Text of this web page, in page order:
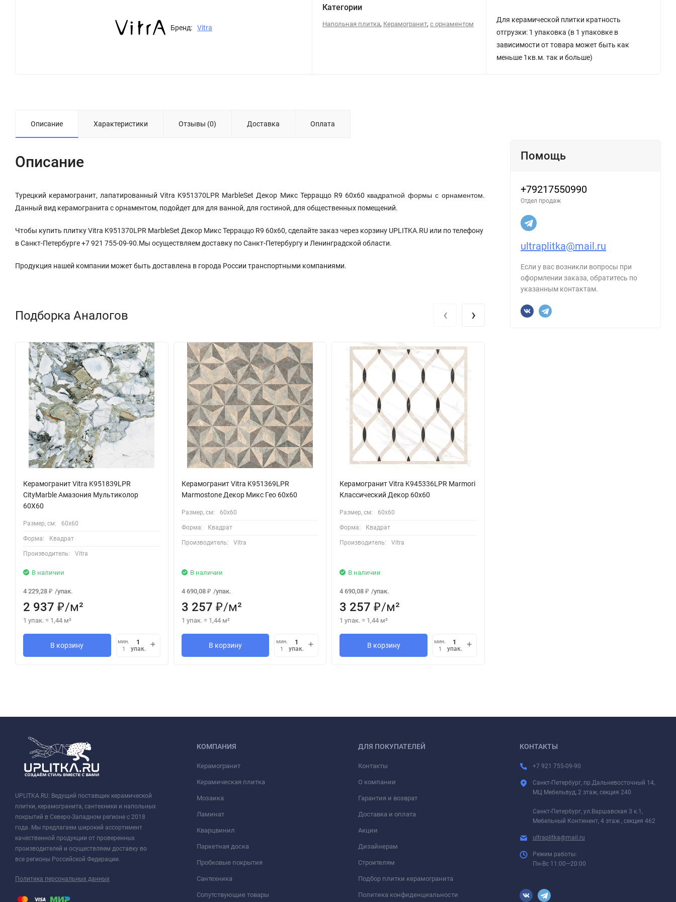
Бренд: Vitra
Категории
Напольная плитка, Керамогранит, с орнаментом
Для керамической плитки кратность
отгрузки: 1 упаковка (в 1 упаковке в
зависимости от товара может быть как
меньше 1кв.м. так и больше)
Описание Характеристики Отзывы (0) Доставка Оплата
Описание
Турецкий керамогранит, лапатированный Vitra K951370LPR MarbleSet Декор Микс Терраццо R9 60x60 квадратной формы с орнаментом.
Данный вид керамогранита с орнаментом, подойдет для для ванной, для гостиной, для общественных помещений.
Чтобы купить плитку Vitra K951370LPR MarbleSet Декор Микс Терраццо R9 60x60, сделайте заказ через корзину UPLITKA.RU или по телефону
в Санкт-Петербурге +7 921 755-09-90.Мы осуществляем доставку по Санкт-Петербургу и Ленинградской области.
Продукция нашей компании может быть доставлена в города России транспортными компаниями.
Подборка Аналогов
Керамогранит Vitra K951839LPR
CityMarble Амазония Мультиколор
60X60
Размер, см: 60х60
Форма: Квадрат
Производитель: Vitra
В наличии
4 229,28 ₽ /упак.
2 937 ₽/м²
1 упак. = 1,44 м²
В корзину
мин.
1
упак.
Керамогранит Vitra K951369LPR
Marmostone Декор Микс Гео 60x60
Размер, см: 60х60
Форма: Квадрат
Производитель: Vitra
В наличии
4 690,08 ₽ /упак.
3 257 ₽/м²
1 упак. = 1,44 м²
В корзину
мин.
1
упак.
Керамогранит Vitra K945336LPR Marmori
Классический Декор 60x60
Размер, см: 60х60
Форма: Квадрат
Производитель: Vitra
В наличии
4 690,08 ₽ /упак.
3 257 ₽/м²
1 упак. = 1,44 м²
В корзину
мин.
1
упак.
‹ ›
Помощь
+79217550990
Отдел продаж
ultraplitka@mail.ru
Если у вас возникли вопросы при
оформлении заказа, обратитесь по
указанным контактам.
UPLITKA.RU: Ведущий поставщик керамической
плитки, керамогранита, сантехники и напольных
покрытий в Северо-Западном регионе с 2018
года. Мы предлагаем широкий ассортимент
качественной продукции от проверенных
производителей и осуществляем доставку во
все регионы Российской Федерации.
Политика персональных данных
КОМПАНИЯ
Керамогранит
Керамическая плитка
Мозаика
Ламинат
Кварцвинил
Паркетная доска
Пробковые покрытия
Сантехника
Сопутствующие товары
ДЛЯ ПОКУПАТЕЛЕЙ
Контакты
О компании
Гарантия и возврат
Доставка и оплата
Акции
Дизайнерам
Строителям
Подбор плитки керамогранита
Политика конфиденциальности
КОНТАКТЫ
+7 921 755-09-90
Санкт-Петербург, пр.Дальневосточный 14,
МЦ Мебельвуд, 2 этаж, секция 240
Санкт-Петербург, ул.Варшавская 3 к.1,
Мебельный Континент, 4 этаж , секция 462
ultraplitka@mail.ru
Режим работы:
Пн-Вс 11:00—20:00